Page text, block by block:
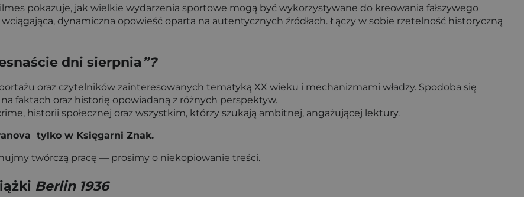
pokazuje, jak wielkie wydarzenia sportowe mogą być wykorzystywane do kreowania fałszywego
dynamiczna opowieść oparta na autentycznych źródłach. Łączy w sobie rzetelność historyczną
dni sierpnia”?
oraz czytelników zainteresowanych tematyką XX wieku i mechanizmami władzy. Spodoba się
faktach oraz historię opowiadaną z różnych perspektyw.
historii społecznej oraz wszystkim, którzy szukają ambitnej, angażującej lektury.
tylko w Księgarni Znak.
twórczą pracę — prosimy o niekopiowanie treści.
Berlin 1936